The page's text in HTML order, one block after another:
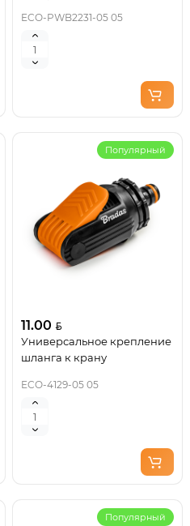
ECO-PWB2231-05 05
Популярный
11.00
Универсальное крепление
шланга к крану
ECO-4129-05 05
Популярный